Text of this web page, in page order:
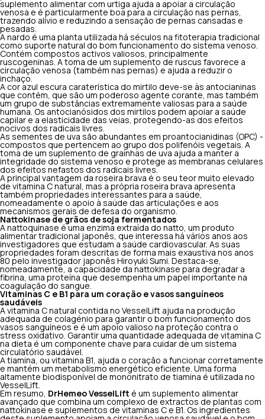
suplemento alimentar com urtiga ajuda a apoiar a circulação
venosa e é particularmente boa para a circulação nas pernas,
trazendo alívio e reduzindo a sensação de pernas cansadas e
pesadas.
A nardo é uma planta utilizada há séculos na fitoterapia tradicional
como suporte natural do bom funcionamento do sistema venoso.
Contém compostos activos valiosos, principalmente
ruscogeninas. A toma de um suplemento de ruscus favorece a
circulação venosa (também nas pernas) e ajuda a reduzir o
inchaço.
A cor azul escura caraterística do mirtilo deve-se às antocianinas
que contém, que são um poderoso agente corante, mas também
um grupo de substâncias extremamente valiosas para a saúde
humana. Os antocianósidos dos mirtilos podem apoiar a saúde
capilar e a elasticidade das veias, protegendo-as dos efeitos
nocivos dos radicais livres.
As sementes de uva são abundantes em proantocianidinas (OPC) -
compostos que pertencem ao grupo dos polifenóis vegetais. A
toma de um suplemento de grainhas de uva ajuda a manter a
integridade do sistema venoso e protege as membranas celulares
dos efeitos nefastos dos radicais livres.
A principal vantagem da roseira brava é o seu teor muito elevado
de vitamina C natural, mas a própria roseira brava apresenta
também propriedades interessantes para a saúde,
nomeadamente o apoio à saúde das articulações e aos
mecanismos gerais de defesa do organismo.
Nattokinase de grãos de soja fermentados
A nattoquinase é uma enzima extraída do natto, um produto
alimentar tradicional japonês, que interessa há vários anos aos
investigadores que estudam a saúde cardiovascular. As suas
propriedades foram descritas de forma mais exaustiva nos anos
80 pelo investigador japonês Hiroyuki Sumi. Destaca-se,
nomeadamente, a capacidade da nattokinase para degradar a
fibrina, uma proteína que desempenha um papel importante na
coagulação do sangue.
Vitaminas C e B1 para um coração e vasos sanguíneos
saudáveis
A vitamina C natural contida no VesselLift ajuda na produção
adequada de colagénio para garantir o bom funcionamento dos
vasos sanguíneos e é um apoio valioso na proteção contra o
stress oxidativo. Garantir uma quantidade adequada de vitamina C
na dieta é um componente chave para cuidar de um sistema
circulatório saudável.
A tiamina, ou vitamina B1, ajuda o coração a funcionar corretamente
e mantém um metabolismo energético eficiente. Uma forma
altamente biodisponível de mononitrato de tiamina é utilizada no
VesselLift.
Em resumo,
DrHemeo VesselLift é um suplemento alimentar
avançado que combina um complexo de extractos de plantas com
nattokinase e suplementos de vitaminas C e B1. Os ingredientes